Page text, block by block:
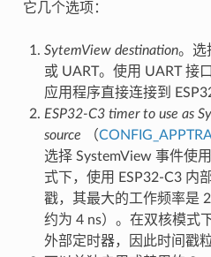
它几个选项：
SytemView destination。选
或 UART。使用 UART 接
应用程序直接连接到
ESP32-C3 timer to use as
source （
选择 SystemView 事件使
式下，使用 ESP32-C3 内
戳，其最大的工作频率是
约为 4 ns）。在双核模式
外部定时器，因此时间戳